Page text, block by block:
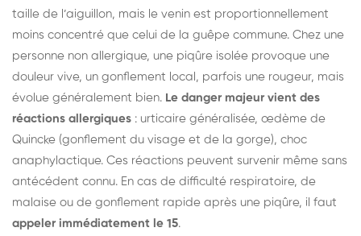
taille de l’aiguillon, mais le venin est proportionnellement
moins concentré que celui de la guêpe commune. Chez une
personne non allergique, une piqûre isolée provoque une
douleur vive, un gonflement local, parfois une rougeur, mais
évolue généralement bien. Le danger majeur vient des
réactions allergiques : urticaire généralisée, œdème de
Quincke (gonflement du visage et de la gorge), choc
anaphylactique. Ces réactions peuvent survenir même sans
antécédent connu. En cas de difficulté respiratoire, de
malaise ou de gonflement rapide après une piqûre, il faut
appeler immédiatement le 15.